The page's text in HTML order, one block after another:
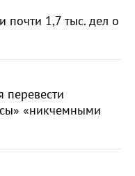
почти 1,7 тыс. дел о
перевести
«никчемными